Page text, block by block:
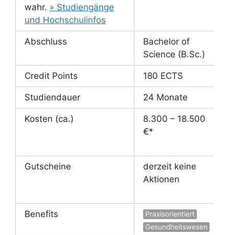
wahr. » Studiengänge
und Hochschulinfos
Abschluss
Bachelor of
Science (B.Sc.)
Credit Points 180 ECTS
Studiendauer 24 Monate
Kosten (ca.)
8.300 – 18.500
€*
Gutscheine
derzeit keine
Aktionen
Benefits
Praxisorientiert
Gesundheitswesen